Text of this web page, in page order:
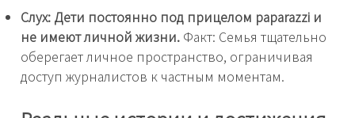
Слух: Дети постоянно под прицелом paparazzi и
не имеют личной жизни. Факт: Семья тщательно
оберегает личное пространство, ограничивая
доступ журналистов к частным моментам.